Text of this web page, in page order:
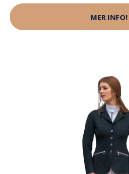
MER INFO!